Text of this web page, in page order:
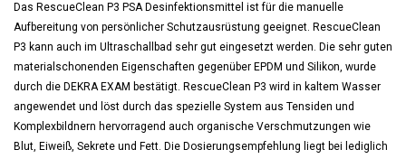
Das RescueClean P3 PSA Desinfektionsmittel ist für die manuelle
Aufbereitung von persönlicher Schutzausrüstung geeignet. RescueClean
P3 kann auch im Ultraschallbad sehr gut eingesetzt werden. Die sehr guten
materialschonenden Eigenschaften gegenüber EPDM und Silikon, wurde
durch die DEKRA EXAM bestätigt. RescueClean P3 wird in kaltem Wasser
angewendet und löst durch das spezielle System aus Tensiden und
Komplexbildnern hervorragend auch organische Verschmutzungen wie
Blut, Eiweiß, Sekrete und Fett. Die Dosierungsempfehlung liegt bei lediglich